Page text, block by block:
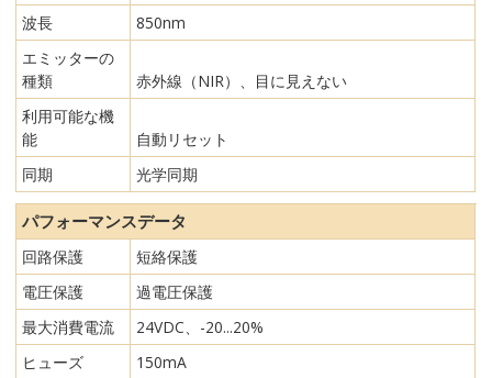
波長
850nm
エミッターの
種類
赤外線（NIR）、目に見えない
利用可能な機
能
自動リセット
同期
光学同期
パフォーマンスデータ
回路保護
短絡保護
電圧保護
過電圧保護
最大消費電流
24VDC、-20...20%
ヒューズ
150mA